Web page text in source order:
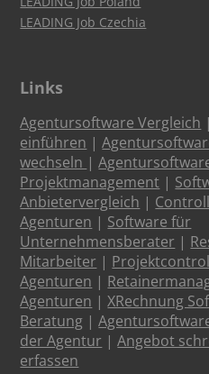
LEADING Job Czechia
Links
Agentursoftware Vergleich
einführen |
wechseln |
Projektmanagement |
Anbietervergleich |
Agenturen | Software für
Unternehmensberater |
Mitarbeiter |
Agenturen |
Agenturen |XRechnung
Beratung |
der Agentur |Angebot
erfassen